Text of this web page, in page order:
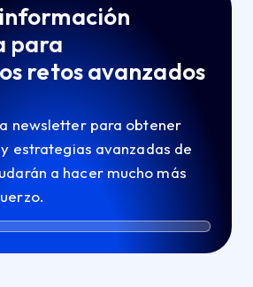
para
retos avanzados
newsletter para obtener
estrategias avanzadas de
a hacer mucho más